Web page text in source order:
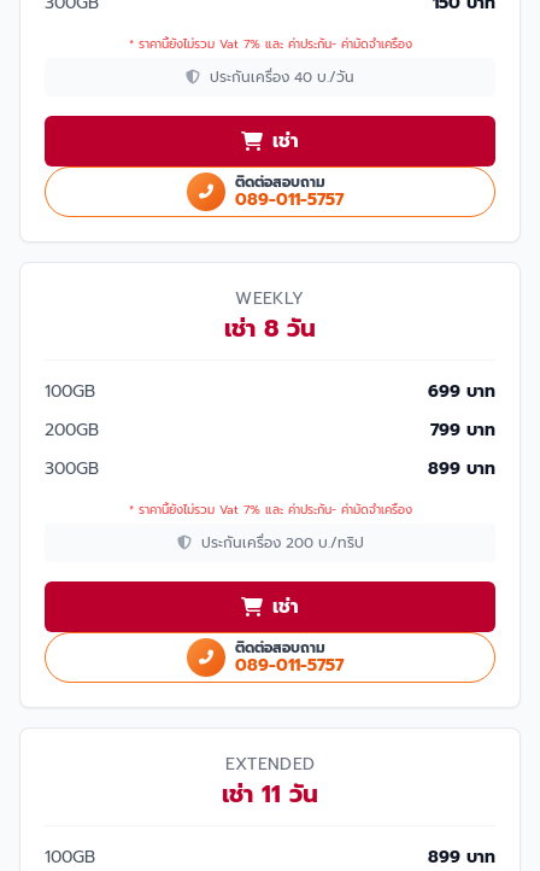
* ราคานี้ยังไม่รวม Vat 7% และ ค่าประกัน- ค่ามัดจำเครื่อง
ประกันเครื่อง 40 บ./วัน
เช่า
ติดต่อสอบถาม
089-011-5757
WEEKLY
เช่า 8 วัน
100GB
699 บาท
200GB
799 บาท
300GB
899 บาท
* ราคานี้ยังไม่รวม Vat 7% และ ค่าประกัน- ค่ามัดจำเครื่อง
ประกันเครื่อง 200 บ./ทริป
เช่า
ติดต่อสอบถาม
089-011-5757
EXTENDED
เช่า 11 วัน
100GB
899 บาท